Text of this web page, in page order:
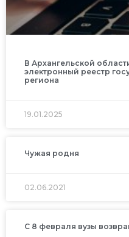
В Архангельской
электронный реестр
региона
19.01.2025
Чужая родня
02.06.2021
С 8 февраля вузы